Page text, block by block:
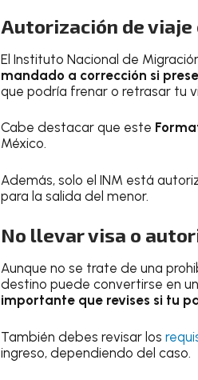
Autorización de viaje
El Instituto Nacional de
mandado a corrección si
que podría frenar o retrasar tu
Cabe destacar que este
México.
Además, solo el INM está
para la salida del menor.
No llevar visa o
Aunque no se trate de una
destino puede convertirse en
importante que revises si tu
También debes revisar los
ingreso, dependiendo del caso.